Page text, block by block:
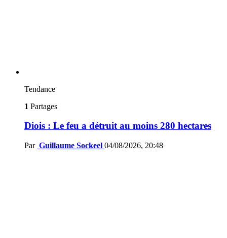
Tendance
1 Partages
Diois : Le feu a détruit au moins 280 hectares
Par Guillaume Sockeel 04/08/2026, 20:48